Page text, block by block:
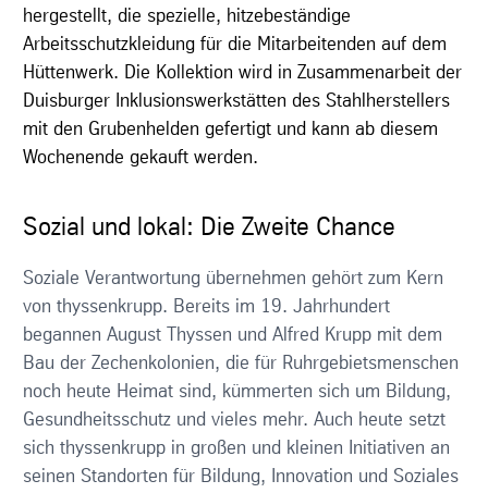
hergestellt, die spezielle, hitzebeständige
Arbeitsschutzkleidung für die Mitarbeitenden auf dem
Hüttenwerk. Die Kollektion wird in Zusammenarbeit der
Duisburger Inklusionswerkstätten des Stahlherstellers
mit den Grubenhelden gefertigt und kann ab diesem
Wochenende gekauft werden.
Sozial und lokal: Die Zweite Chance
Soziale Verantwortung übernehmen gehört zum Kern
von thyssenkrupp. Bereits im 19. Jahrhundert
begannen August Thyssen und Alfred Krupp mit dem
Bau der Zechenkolonien, die für Ruhrgebietsmenschen
noch heute Heimat sind, kümmerten sich um Bildung,
Gesundheitsschutz und vieles mehr. Auch heute setzt
sich thyssenkrupp in großen und kleinen Initiativen an
seinen Standorten für Bildung, Innovation und Soziales